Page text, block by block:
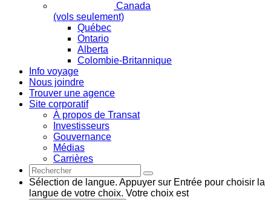
Canada
(vols seulement)
Québec
Ontario
Alberta
Colombie-Britannique
Info voyage
Nous joindre
Trouver une agence
Site corporatif
À propos de Transat
Investisseurs
Gouvernance
Médias
Carrières
Sélection de langue. Appuyer sur Entrée pour choisir la
langue de votre choix. Votre choix est